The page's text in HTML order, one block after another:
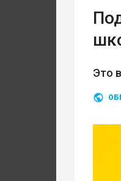
Это